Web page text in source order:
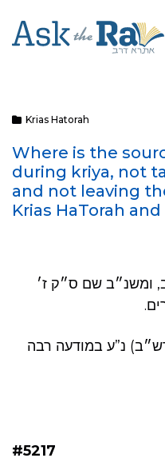
Krias Hatorah
Where is the
during kriya, not
and not leaving
Krias HaTorah
ומשנ״ב שם ס״ק ז׳
נ”ע במודעה רבה
#5217